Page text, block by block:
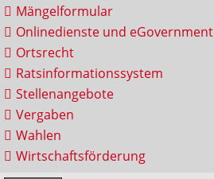
Mängelformular
Onlinedienste und eGovernment
Ortsrecht
Ratsinformationssystem
Stellenangebote
Vergaben
Wahlen
Wirtschaftsförderung